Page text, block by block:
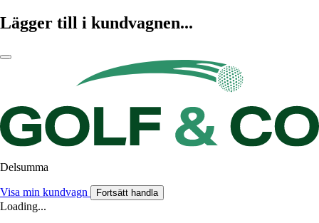
Lägger till i kundvagnen...
Delsumma
Visa min kundvagn Fortsätt handla
Loading...